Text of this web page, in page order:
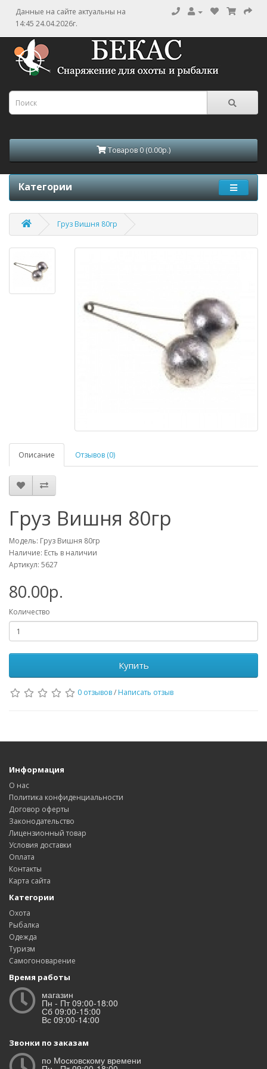
Данные на сайте актуальны на
14:45 24.04.2026г.
Товаров 0 (0.00р.)
Категории
Груз Вишня 80гр
Описание Отзывов (0)
Груз Вишня 80гр
Модель: Груз Вишня 80гр
Наличие: Есть в наличии
Артикул: 5627
80.00р.
Количество
Купить
0 отзывов/ Написать отзыв
Информация
О нас
Политика конфиденциальности
Договор оферты
Законодательство
Лицензионный товар
Условия доставки
Оплата
Контакты
Карта сайта
Категории
Охота
Рыбалка
Одежда
Туризм
Самогоноварение
Время работы
магазин
Пн - Пт 09:00-18:00
Сб 09:00-15:00
Вс 09:00-14:00
Звонки по заказам
по Московскому времени